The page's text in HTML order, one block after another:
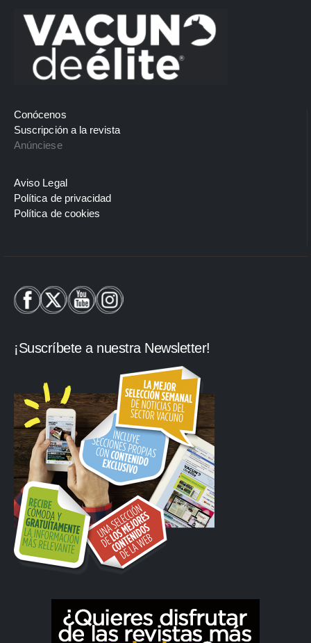
Conócenos
Suscripción a la revista
Anúnciese
Aviso Legal
Política de privacidad
Política de cookies
¡Suscríbete a nuestra Newsletter!